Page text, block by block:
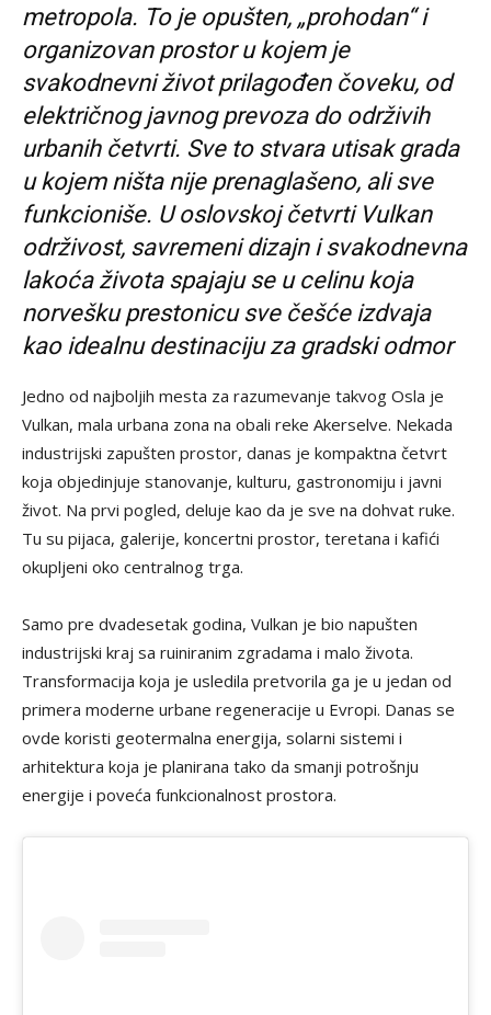
metropola. To je opušten, „prohodan“ i
organizovan prostor u kojem je
svakodnevni život prilagođen čoveku, od
električnog javnog prevoza do održivih
urbanih četvrti. Sve to stvara utisak grada
u kojem ništa nije prenaglašeno, ali sve
funkcioniše. U oslovskoj četvrti Vulkan
održivost, savremeni dizajn i svakodnevna
lakoća života spajaju se u celinu koja
norvešku prestonicu sve češće izdvaja
kao idealnu destinaciju za gradski odmor
Jedno od najboljih mesta za razumevanje takvog Osla je
Vulkan, mala urbana zona na obali reke Akerselve. Nekada
industrijski zapušten prostor, danas je kompaktna četvrt
koja objedinjuje stanovanje, kulturu, gastronomiju i javni
život. Na prvi pogled, deluje kao da je sve na dohvat ruke.
Tu su pijaca, galerije, koncertni prostor, teretana i kafići
okupljeni oko centralnog trga.
Samo pre dvadesetak godina, Vulkan je bio napušten
industrijski kraj sa ruiniranim zgradama i malo života.
Transformacija koja je usledila pretvorila ga je u jedan od
primera moderne urbane regeneracije u Evropi. Danas se
ovde koristi geotermalna energija, solarni sistemi i
arhitektura koja je planirana tako da smanji potrošnju
energije i poveća funkcionalnost prostora.